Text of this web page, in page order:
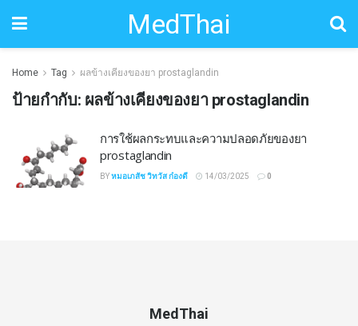
MedThai
Home Tag ผลข้างเคียงของยา prostaglandin
ป้ายกำกับ: ผลข้างเคียงของยา prostaglandin
การใช้ผลกระทบและความปลอดภัยของยา
prostaglandin
BYหมอเภสัช วิทวัส ก๋องดี 14/03/2025 0
MedThai